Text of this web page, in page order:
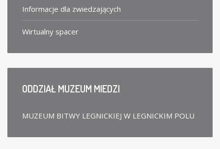
Informacje dla zwiedzających
Wirtualny spacer
ODDZIAŁMUZEUM MIEDZI
MUZEUM BITWY LEGNICKIEJ W LEGNICKIM POLU